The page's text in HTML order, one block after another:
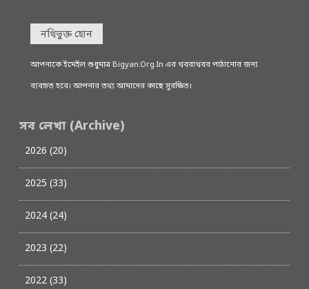
নথিভুক্ত হোন
আপনাকে ইমেইল শুধুমাত্র Bigyan.Org.In এর খবরাখবর পাঠানোর জন্য
ব্যবহৃত হবে। আপনার তথ্য আমাদের কাছে সুরক্ষিত।
সব লেখা (Archive)
2026 (20)
2025 (33)
2024 (24)
2023 (22)
2022 (33)